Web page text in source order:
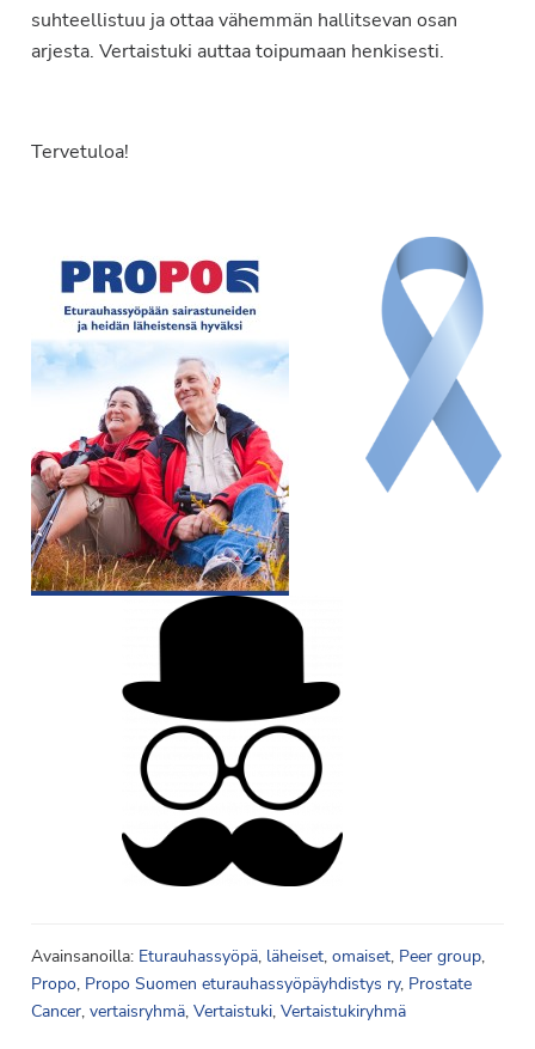
suhteellistuu ja ottaa vähemmän hallitsevan osan
arjesta. Vertaistuki auttaa toipumaan henkisesti.
Tervetuloa!
Avainsanoilla: Eturauhassyöpä, läheiset, omaiset, Peer group,
Propo, Propo Suomen eturauhassyöpäyhdistys ry, Prostate
Cancer, vertaisryhmä, Vertaistuki, Vertaistukiryhmä